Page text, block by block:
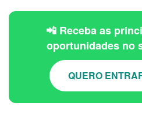
📲 Receba as
oportunidades no
QUERO